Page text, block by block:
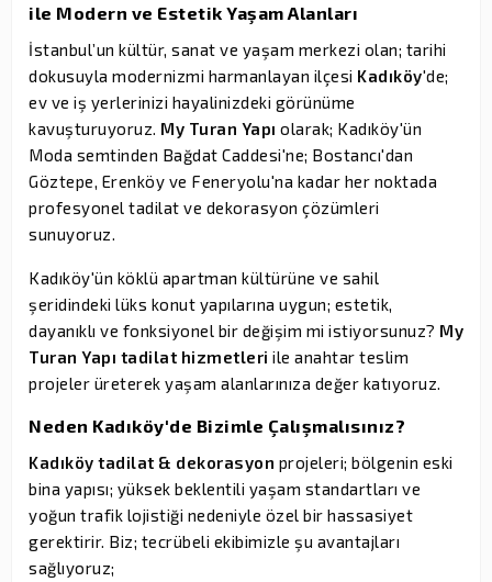
ile Modern ve Estetik Yaşam Alanları
İstanbul’un kültür, sanat ve yaşam merkezi olan; tarihi
dokusuyla modernizmi harmanlayan ilçesi Kadıköy'de;
ev ve iş yerlerinizi hayalinizdeki görünüme
kavuşturuyoruz. My Turan Yapı olarak; Kadıköy'ün
Moda semtinden Bağdat Caddesi'ne; Bostancı'dan
Göztepe, Erenköy ve Feneryolu'na kadar her noktada
profesyonel tadilat ve dekorasyon çözümleri
sunuyoruz.
Kadıköy'ün köklü apartman kültürüne ve sahil
şeridindeki lüks konut yapılarına uygun; estetik,
dayanıklı ve fonksiyonel bir değişim mi istiyorsunuz? My
Turan Yapı tadilat hizmetleri ile anahtar teslim
projeler üreterek yaşam alanlarınıza değer katıyoruz.
Neden Kadıköy'de Bizimle Çalışmalısınız?
Kadıköy tadilat & dekorasyon projeleri; bölgenin eski
bina yapısı; yüksek beklentili yaşam standartları ve
yoğun trafik lojistiği nedeniyle özel bir hassasiyet
gerektirir. Biz; tecrübeli ekibimizle şu avantajları
sağlıyoruz;